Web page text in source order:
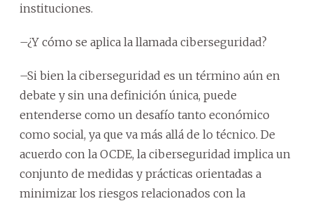
instituciones.
–¿Y cómo se aplica la llamada ciberseguridad?
–Si bien la ciberseguridad es un término aún en
debate y sin una definición única, puede
entenderse como un desafío tanto económico
como social, ya que va más allá de lo técnico. De
acuerdo con la OCDE, la ciberseguridad implica un
conjunto de medidas y prácticas orientadas a
minimizar los riesgos relacionados con la